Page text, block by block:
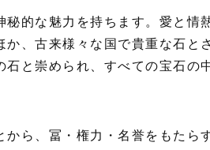
的な魅力を持ちます。愛と情
、古来様々な国で貴重な石と
と崇められ、すべての宝石の
ら、冨・権力・名誉をもたら